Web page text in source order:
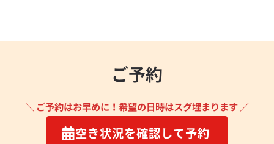
ご予約
＼ ご予約はお早めに！希望の日時はスグ埋まります ／
空き状況を確認して予約